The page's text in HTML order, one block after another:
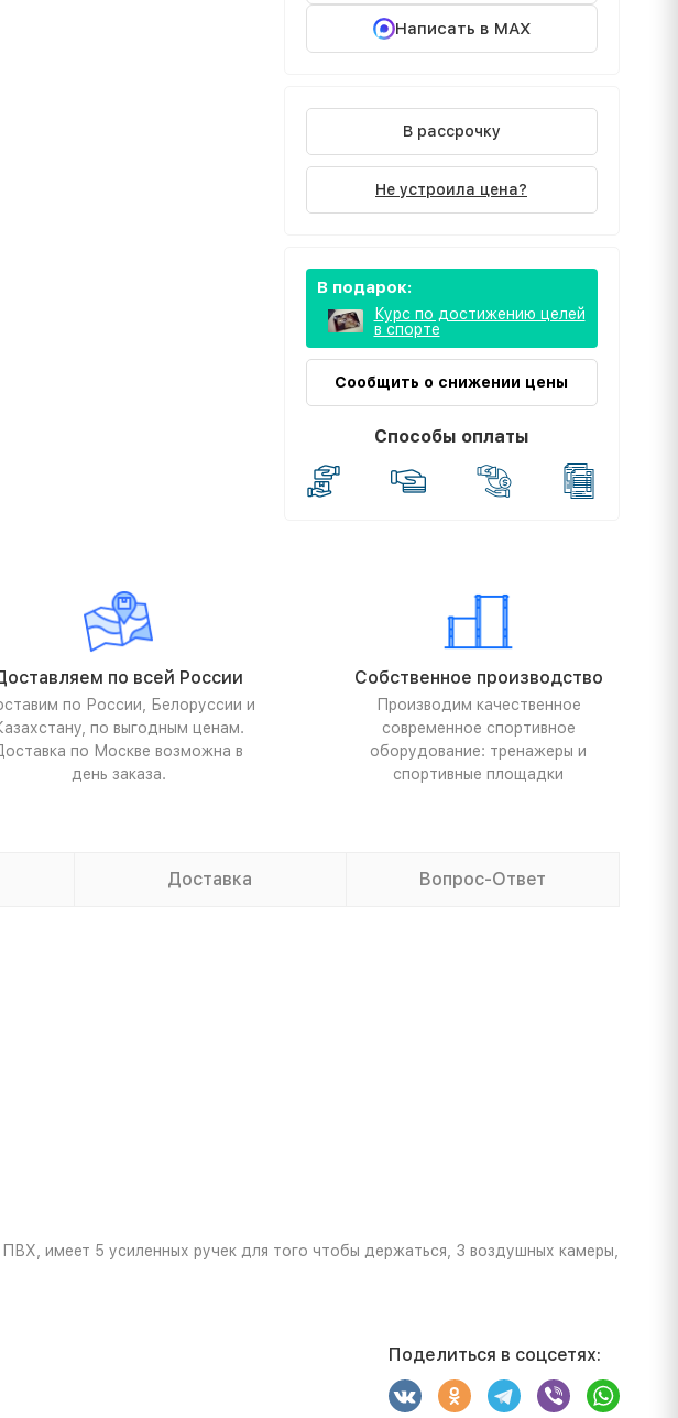
Написать в MAX
В рассрочку
Не устроила цена?
В подарок:
Курс по достижению целей
в спорте
Сообщить о снижении цены
Способы оплаты
по всей России
по России, Белоруссии и
по выгодным ценам.
по Москве возможна в
день заказа.
Собственное производство
Производим качественное
современное спортивное
оборудование: тренажеры и
спортивные площадки
Доставка Вопрос-Ответ
имеет 5 усиленных ручек для того чтобы держаться, 3 воздушных камеры,
Поделиться в соцсетях: